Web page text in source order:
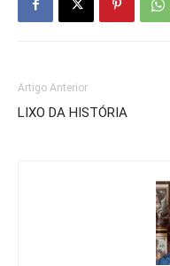
Artigo Anterior
LIXO DA HISTÓRIA